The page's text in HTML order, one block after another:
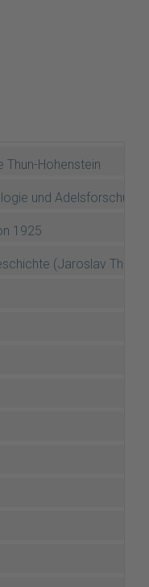
Thun-Hohenstein
und Adelsforschung
1925
(Jaroslav Thun